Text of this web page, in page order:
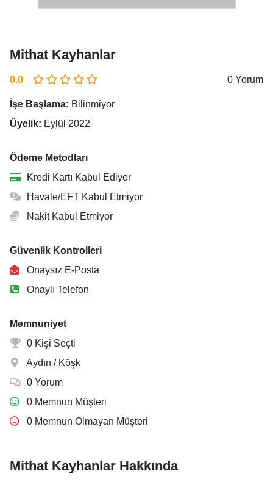
Mithat Kayhanlar
0.0 0 Yorum
İşe Başlama: Bilinmiyor
Üyelik: Eylül 2022
Ödeme Metodları
Kredi Kartı Kabul Ediyor
Havale/EFT Kabul Etmiyor
Nakit Kabul Etmiyor
Güvenlik Kontrolleri
Onaysız E-Posta
Onaylı Telefon
Memnuniyet
0 Kişi Seçti
Aydın / Köşk
0 Yorum
0 Memnun Müşteri
0 Memnun Olmayan Müşteri
Mithat Kayhanlar Hakkında